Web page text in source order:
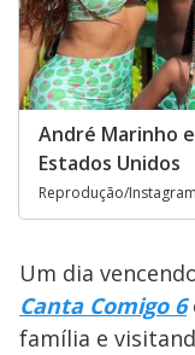
André Marinho
Estados Unidos
Reprodução/Instagram
Um dia
Canta Comigo 6
família e